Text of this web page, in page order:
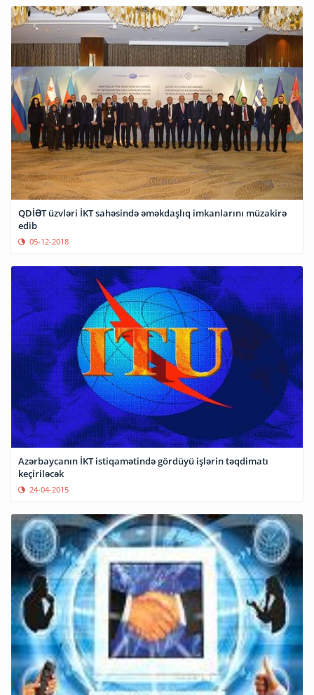
QDİƏT üzvləri İKT sahəsində əməkdaşlıq imkanlarını müzakirə
edib
05-12-2018
Azərbaycanın İKT istiqamətində gördüyü işlərin təqdimatı
keçiriləcək
24-04-2015